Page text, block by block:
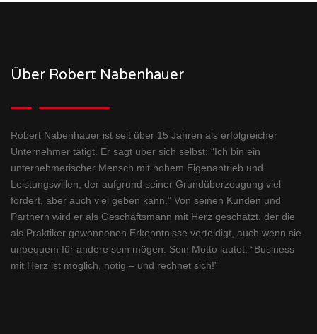
Über Robert Nabenhauer
Robert Nabenhauer ist seit über 15 Jahren als erfolgreicher
Unternehmer tätigt. Er sagt über sich selbst: “Ich bin ein
unternehmerischer Mensch mit hohem Eigenantrieb und
Leistungswillen, der aufgrund seiner Grundüberzeugung viel
fordert, aber auch viel geben kann.” Von seinen Kunden und
Partnern wird er als Geschäftsmann mit Herz geschätzt, der die
als Praktiker gewonnenen Erkenntnisse verteidigt, auch wenn sie
unbequem für andere sein mögen. Sein Motto lautet: “Business
mit Herz ist möglich, nötig – und rechnet sich!”